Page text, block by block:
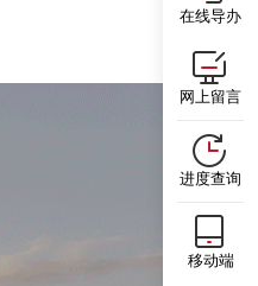
在线导办
网上留言
进度查询
移动端